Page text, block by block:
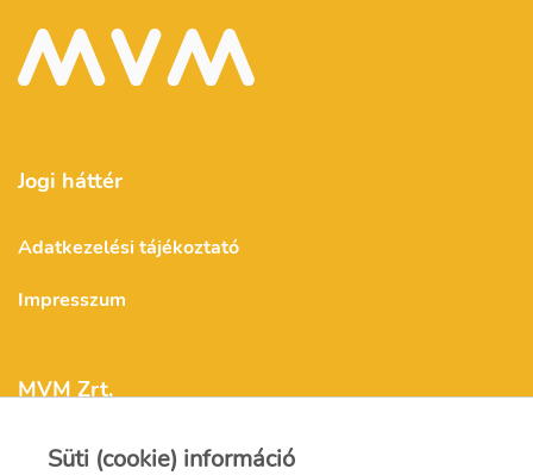
Jogi háttér
Adatkezelési tájékoztató
Impresszum
MVM Zrt.
Süti (cookie) információ